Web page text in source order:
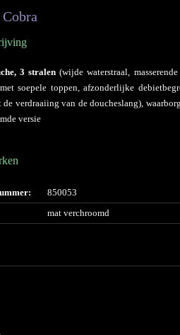
3 stralen(wijde waterstraal,
soepele toppen, afzonderlijke
verdraaiing van de doucheslang),
versie
850053
mat verchroomd